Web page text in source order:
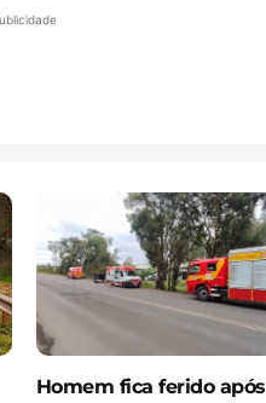
Homem fica ferido após